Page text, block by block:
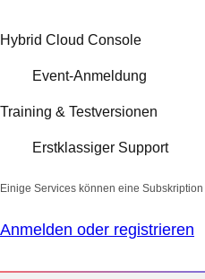
Hybrid Cloud Console
Event-Anmeldung
Training & Testversionen
Erstklassiger Support
Einige Services können eine
Anmelden oder registrieren